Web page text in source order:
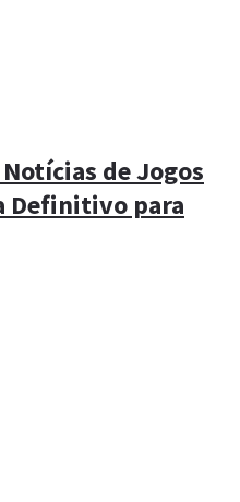
de Jogos
Definitivo para